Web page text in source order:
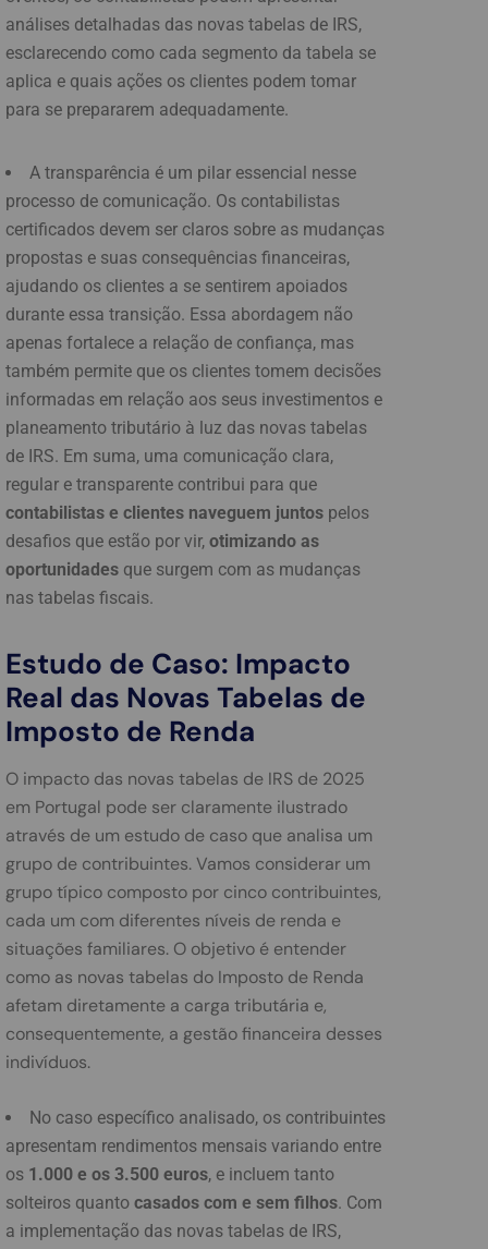
análises detalhadas das novas tabelas de IRS,
esclarecendo como cada segmento da tabela se
aplica e quais ações os clientes podem tomar
para se prepararem adequadamente.
A transparência é um pilar essencial nesse
processo de comunicação. Os contabilistas
certificados devem ser claros sobre as mudanças
propostas e suas consequências financeiras,
ajudando os clientes a se sentirem apoiados
durante essa transição. Essa abordagem não
apenas fortalece a relação de confiança, mas
também permite que os clientes tomem decisões
informadas em relação aos seus investimentos e
planeamento tributário à luz das novas tabelas
de IRS. Em suma, uma comunicação clara,
regular e transparente contribui para que
contabilistas e clientes naveguem juntos pelos
desafios que estão por vir, otimizando as
oportunidades que surgem com as mudanças
nas tabelas fiscais.
Estudo de Caso: Impacto
Real das Novas Tabelas de
Imposto de Renda
O impacto das novas tabelas de IRS de 2025
em Portugal pode ser claramente ilustrado
através de um estudo de caso que analisa um
grupo de contribuintes. Vamos considerar um
grupo típico composto por cinco contribuintes,
cada um com diferentes níveis de renda e
situações familiares. O objetivo é entender
como as novas tabelas do Imposto de Renda
afetam diretamente a carga tributária e,
consequentemente, a gestão financeira desses
indivíduos.
No caso específico analisado, os contribuintes
apresentam rendimentos mensais variando entre
os 1.000 e os 3.500 euros, e incluem tanto
solteiros quanto casados com e sem filhos. Com
a implementação das novas tabelas de IRS,